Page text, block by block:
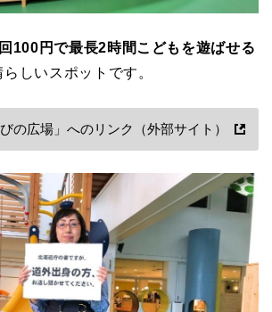
100円で最長2時間こどもを遊ばせる
らしいスポットです。
びの広場」へのリンク（外部サイト）